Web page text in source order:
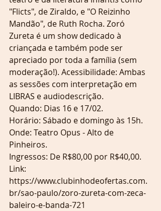
"Flicts", de Ziraldo, e "O Reizinho
Mandão", de Ruth Rocha. Zoró
Zureta é um show dedicado à
criançada e também pode ser
apreciado por toda a família (sem
moderação!). Acessibilidade: Ambas
as sessões com interpretação em
LIBRAS e audiodescrição.
Quando: Dias 16 e 17/02.
Horário: Sábado e domingo às 15h.
Onde: Teatro Opus - Alto de
Pinheiros.
Ingressos: De R$80,00 por R$40,00.
Link:
https://www.clubinhodeofertas.com.
br/sao-paulo/zoro-zureta-com-zeca-
baleiro-e-banda-721